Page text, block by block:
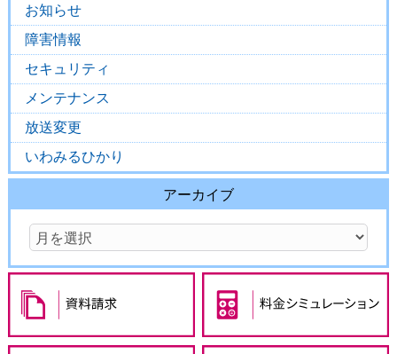
お知らせ
障害情報
セキュリティ
メンテナンス
放送変更
いわみるひかり
アーカイブ